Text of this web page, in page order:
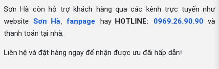
Sơn Hà còn hỗ trợ khách hàng qua các kênh trực tuyến như
website Sơn Hà, fanpage hay HOTLINE: 0969.26.90.90 và
thanh toán tại nhà.
Liên hệ và đặt hàng ngay để nhận được ưu đãi hấp dẫn!